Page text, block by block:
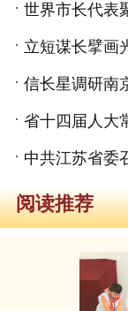
世界市长代表
立短谋长擘画
信长星调研南
省十四届人大
中共江苏省委
阅读推荐